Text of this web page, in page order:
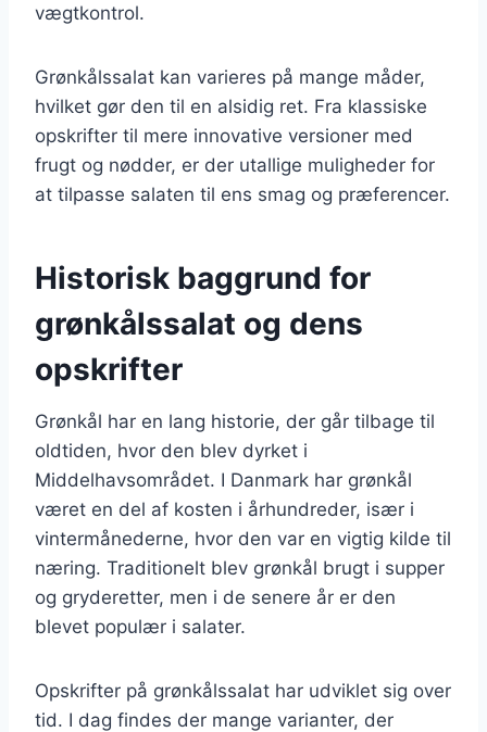
vægtkontrol.
Grønkålssalat kan varieres på mange måder,
hvilket gør den til en alsidig ret. Fra klassiske
opskrifter til mere innovative versioner med
frugt og nødder, er der utallige muligheder for
at tilpasse salaten til ens smag og præferencer.
Historisk baggrund for
grønkålssalat og dens
opskrifter
Grønkål har en lang historie, der går tilbage til
oldtiden, hvor den blev dyrket i
Middelhavsområdet. I Danmark har grønkål
været en del af kosten i århundreder, især i
vintermånederne, hvor den var en vigtig kilde til
næring. Traditionelt blev grønkål brugt i supper
og gryderetter, men i de senere år er den
blevet populær i salater.
Opskrifter på grønkålssalat har udviklet sig over
tid. I dag findes der mange varianter, der